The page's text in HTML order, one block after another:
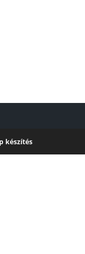
készítés